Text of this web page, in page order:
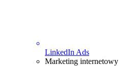
LinkedIn Ads
Marketing internetowy